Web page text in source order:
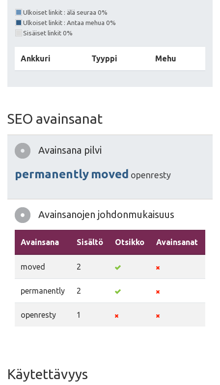
Ulkoiset linkit : älä seuraa 0%
Ulkoiset linkit : Antaa mehua 0%
Sisäiset linkit 0%
Ankkuri Tyyppi Mehu
SEO avainsanat
Avainsana pilvi
permanently moved openresty
Avainsanojen johdonmukaisuus
Avainsana Sisältö Otsikko Avainsanat
moved 2
permanently 2
openresty 1
Käytettävyys